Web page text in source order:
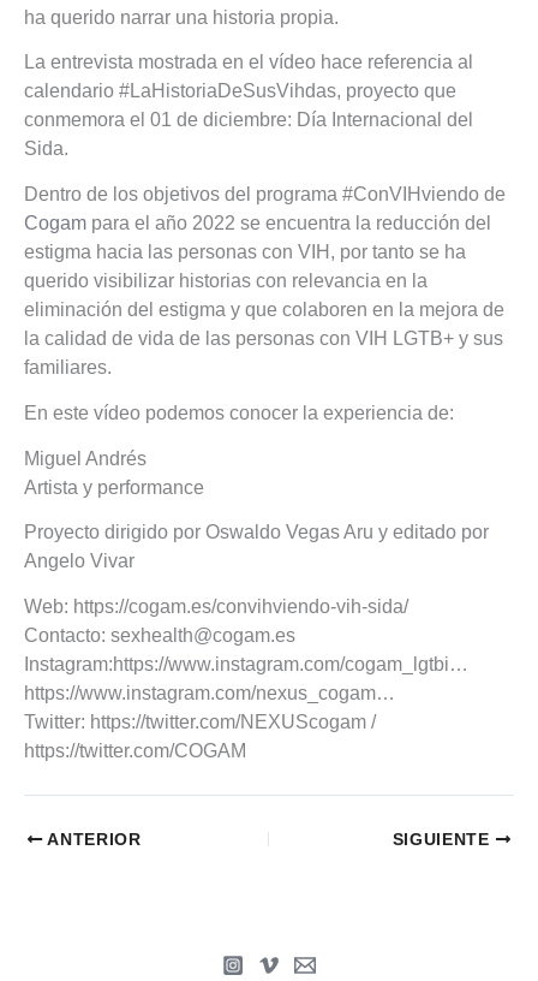
ha querido narrar una historia propia.
La entrevista mostrada en el vídeo hace referencia al
calendario #LaHistoriaDeSusVihdas, proyecto que
conmemora el 01 de diciembre: Día Internacional del
Sida.
Dentro de los objetivos del programa #ConVIHviendo de
Cogam para el año 2022 se encuentra la reducción del
estigma hacia las personas con VIH, por tanto se ha
querido visibilizar historias con relevancia en la
eliminación del estigma y que colaboren en la mejora de
la calidad de vida de las personas con VIH LGTB+ y sus
familiares.
En este vídeo podemos conocer la experiencia de:
Miguel Andrés
Artista y performance
Proyecto dirigido por Oswaldo Vegas Aru y editado por
Angelo Vivar
Web: https://cogam.es/convihviendo-vih-sida/
Contacto: sexhealth@cogam.es
Instagram:https://www.instagram.com/cogam_lgtbi…
https://www.instagram.com/nexus_cogam…
Twitter: https://twitter.com/NEXUScogam /
https://twitter.com/COGAM
ANTERIOR SIGUIENTE